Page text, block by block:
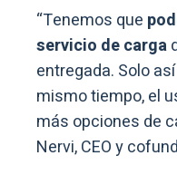
“Tenemos que
servicio de carga
entregada. Solo
mismo tiempo, el
más opciones de
Nervi, CEO y